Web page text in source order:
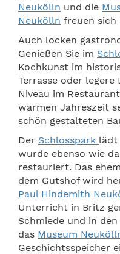
Neukölln und die
Neukölln freuen sich
Auch locken
Genießen Sie im
Kochkunst im
Terrasse oder legere
Niveau im Restaurant
warmen Jahreszeit
schön gestalteten
Der Schlosspark lädt
wurde ebenso wie
restauriert. Das
dem Gutshof wird
Paul Hindemith
Unterricht in Britz
Schmiede und in
das Museum
Geschichtsspeicher